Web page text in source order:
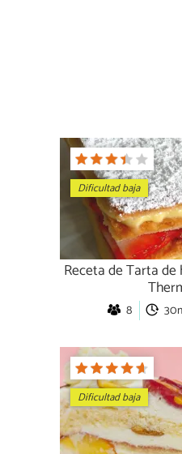
Dificultad baja
Receta de Tarta
8
Dificultad baja